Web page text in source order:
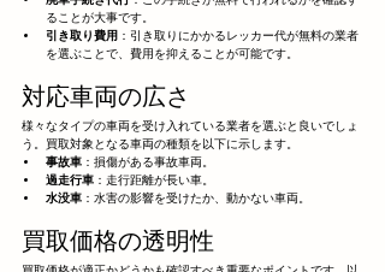
ることが大事です。
引き取り費用 ：引き取りにかかるレッカー代が無料の業者
を選ぶことで、費用を抑えることが可能です。
対応車両の広さ
様々なタイプの車両を受け入れている業者を選ぶと良いでしょ
う。買取対象となる車両の種類を以下に示します。
事故車 ：損傷がある事故車両。
過走行車 ：走行距離が長い車。
水没車 ：水害の影響を受けたか、動かない車両。
買取価格の透明性